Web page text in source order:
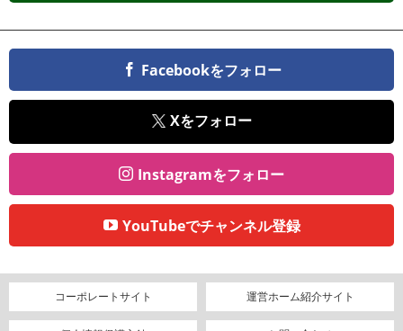
Facebookをフォロー
Xをフォロー
Instagramをフォロー
YouTubeでチャンネル登録
コーポレートサイト 運営ホーム紹介サイト